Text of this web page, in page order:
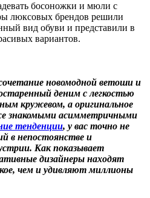
босоножки и мюли с
люксовых брендов решили
вид обуви и представили в
вариантов.
новомодной ветоши и
деним с легкостью
кружевом, а оригинальное
знакомыми асимметричными
тенденции, у вас точно не
в непостоянстве и
Как показывает
дизайнеры находят
чем и удивляют миллионы